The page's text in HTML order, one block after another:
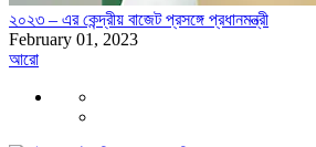
২০২৩ – এর কেন্দ্রীয় বাজেট প্রসঙ্গে প্রধানমন্ত্রী
February 01, 2023
আরো